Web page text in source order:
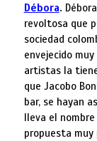
Débora.
revoltosa que
sociedad
envejecido
artistas la
que Jacobo
bar, se hayan
lleva el
propuesta muy